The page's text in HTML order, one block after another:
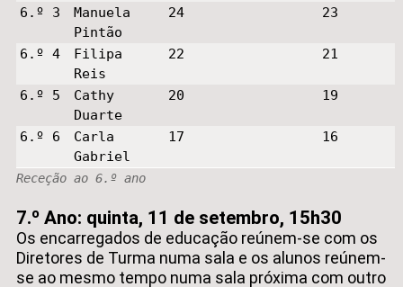
Receção ao 6.º ano
6.º 3
Manuela
Pintão
24 23
6.º 4
Filipa
Reis
22 21
6.º 5
Cathy
Duarte
20 19
6.º 6
Carla
Gabriel
17 16
7.º Ano: quinta, 11 de setembro, 15h30
Os encarregados de educação reúnem-se com os
Diretores de Turma numa sala e os alunos reúnem-
se ao mesmo tempo numa sala próxima com outro